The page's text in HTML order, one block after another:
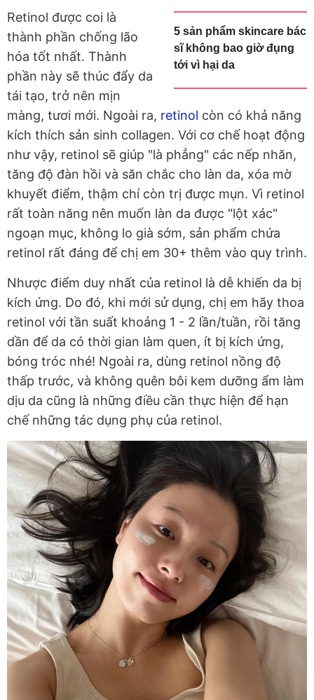
5 sản phẩm skincare bác
sĩ không bao giờ đụng
tới vì hại da
Retinol được coi là
thành phần chống lão
hóa tốt nhất. Thành
phần này sẽ thúc đẩy da
tái tạo, trở nên mịn
màng, tươi mới. Ngoài ra, retinol còn có khả năng
kích thích sản sinh collagen. Với cơ chế hoạt động
như vậy, retinol sẽ giúp "là phẳng" các nếp nhăn,
tăng độ đàn hồi và săn chắc cho làn da, xóa mờ
khuyết điểm, thậm chí còn trị được mụn. Vì retinol
rất toàn năng nên muốn làn da được "lột xác"
ngoạn mục, không lo già sớm, sản phẩm chứa
retinol rất đáng để chị em 30+ thêm vào quy trình.
Nhược điểm duy nhất của retinol là dễ khiến da bị
kích ứng. Do đó, khi mới sử dụng, chị em hãy thoa
retinol với tần suất khoảng 1 - 2 lần/tuần, rồi tăng
dần để da có thời gian làm quen, ít bị kích ứng,
bóng tróc nhé! Ngoài ra, dùng retinol nồng độ
thấp trước, và không quên bôi kem dưỡng ẩm làm
dịu da cũng là những điều cần thực hiện để hạn
chế những tác dụng phụ của retinol.